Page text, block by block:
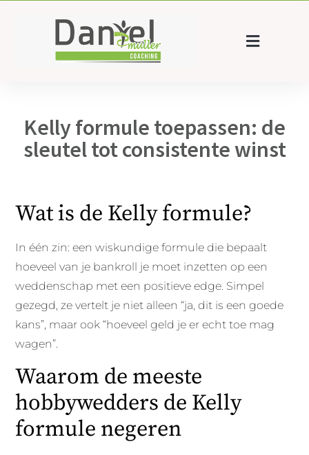
Kelly formule toepassen: de
sleutel tot consistente winst
Wat is de Kelly formule?
In één zin: een wiskundige formule die bepaalt
hoeveel van je bankroll je moet inzetten op een
weddenschap met een positieve edge. Simpel
gezegd, ze vertelt je niet alleen “ja, dit is een goede
kans”, maar ook “hoeveel geld je er echt toe mag
wagen”.
Waarom de meeste
hobbywedders de Kelly
formule negeren